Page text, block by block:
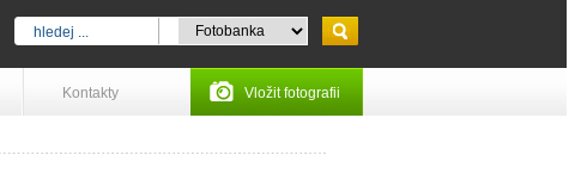
Kontakty Vložit fotografii